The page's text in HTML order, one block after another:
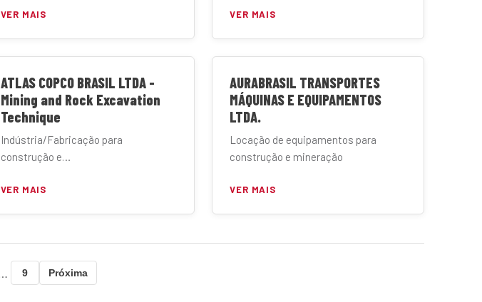
VER MAIS VER MAIS
ATLAS COPCO BRASIL LTDA -
Mining and Rock Excavation
Technique
Indústria/Fabricação para
construção e
Manufatura
VER MAIS
AURABRASIL TRANSPORTES
MÁQUINAS E EQUIPAMENTOS
LTDA.
Locação de equipamentos para
construção e mineração
VER MAIS
9 Próxima